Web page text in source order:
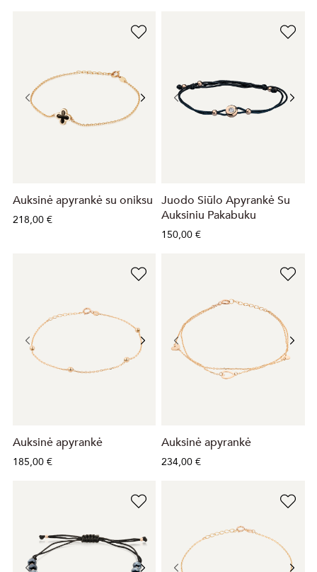
Auksinė apyrankė su oniksu
218,00 €
Juodo Siūlo Apyrankė Su
Auksiniu Pakabuku
150,00 €
Auksinė apyrankė
185,00 €
Auksinė apyrankė
234,00 €